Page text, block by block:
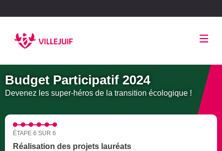
Budget Participatif 2024
Devenez les super-héros de la transition écologique !
ÉTAPE 6 SUR 6
Réalisation des projets lauréats